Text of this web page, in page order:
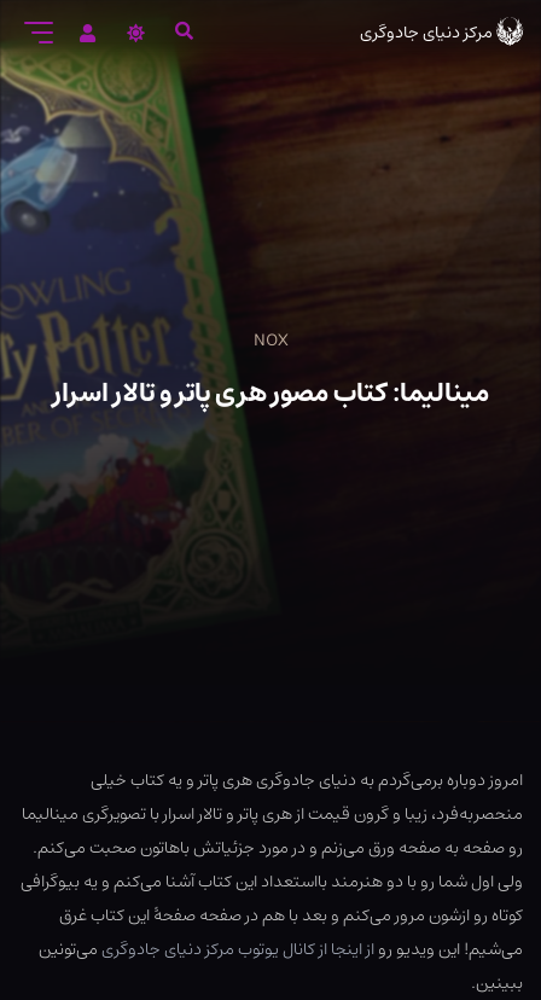
ورود
اصلی
مرکز دنیای جادوگری
NOX
مینالیما: کتاب مصور هری پاتر و تالار اسرار
امروز دوباره برمی‌گردم به دنیای جادوگری هری پاتر و یه کتاب خیلی
منحصربه‌فرد، زیبا و گرون قیمت از هری پاتر و تالار اسرار با تصویرگری مینالیما
رو صفحه به صفحه ورق می‌زنم و در مورد جزئیاتش باهاتون صحبت می‌کنم.
ولی اول شما رو با دو هنرمند بااستعداد این کتاب آشنا ‌می‌کنم و یه بیوگرافی
کوتاه رو ازشون مرور می‌کنم و بعد با هم در صفحه صفحهٔ این کتاب غرق
می‌شیم! این ویدیو رواز اینجا از کانال یوتوب مرکز دنیای جادوگریمی‌تونین
ببینین.